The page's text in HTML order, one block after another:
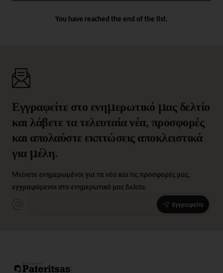
You have reached the end of the list.
Εγγραφείτε στο ενημερωτικό μας δελτίο
και λάβετε τα τελευταία νέα, προσφορές
και απολαύστε εκπτώσεις αποκλειστικά
για μέλη.
Μείνετε ενημερωμένοι για τα νέα και τις προσφορές μας,
εγγραφόμενοι στο ενημερωτικό μας δελτίο.
Εγγραφείτε